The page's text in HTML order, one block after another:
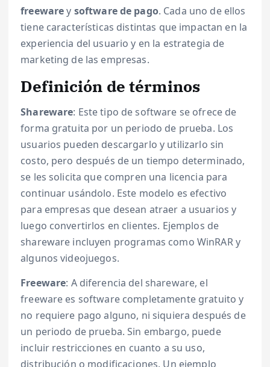
freewarey software de pago. Cada uno de ellos
tiene características distintas que impactan en la
experiencia del usuario y en la estrategia de
marketing de las empresas.
Definición de términos
Shareware: Este tipo de software se ofrece de
forma gratuita por un periodo de prueba. Los
usuarios pueden descargarlo y utilizarlo sin
costo, pero después de un tiempo determinado,
se les solicita que compren una licencia para
continuar usándolo. Este modelo es efectivo
para empresas que desean atraer a usuarios y
luego convertirlos en clientes. Ejemplos de
shareware incluyen programas como WinRAR y
algunos videojuegos.
Freeware: A diferencia del shareware, el
freeware es software completamente gratuito y
no requiere pago alguno, ni siquiera después de
un periodo de prueba. Sin embargo, puede
incluir restricciones en cuanto a su uso,
distribución o modificaciones. Un ejemplo